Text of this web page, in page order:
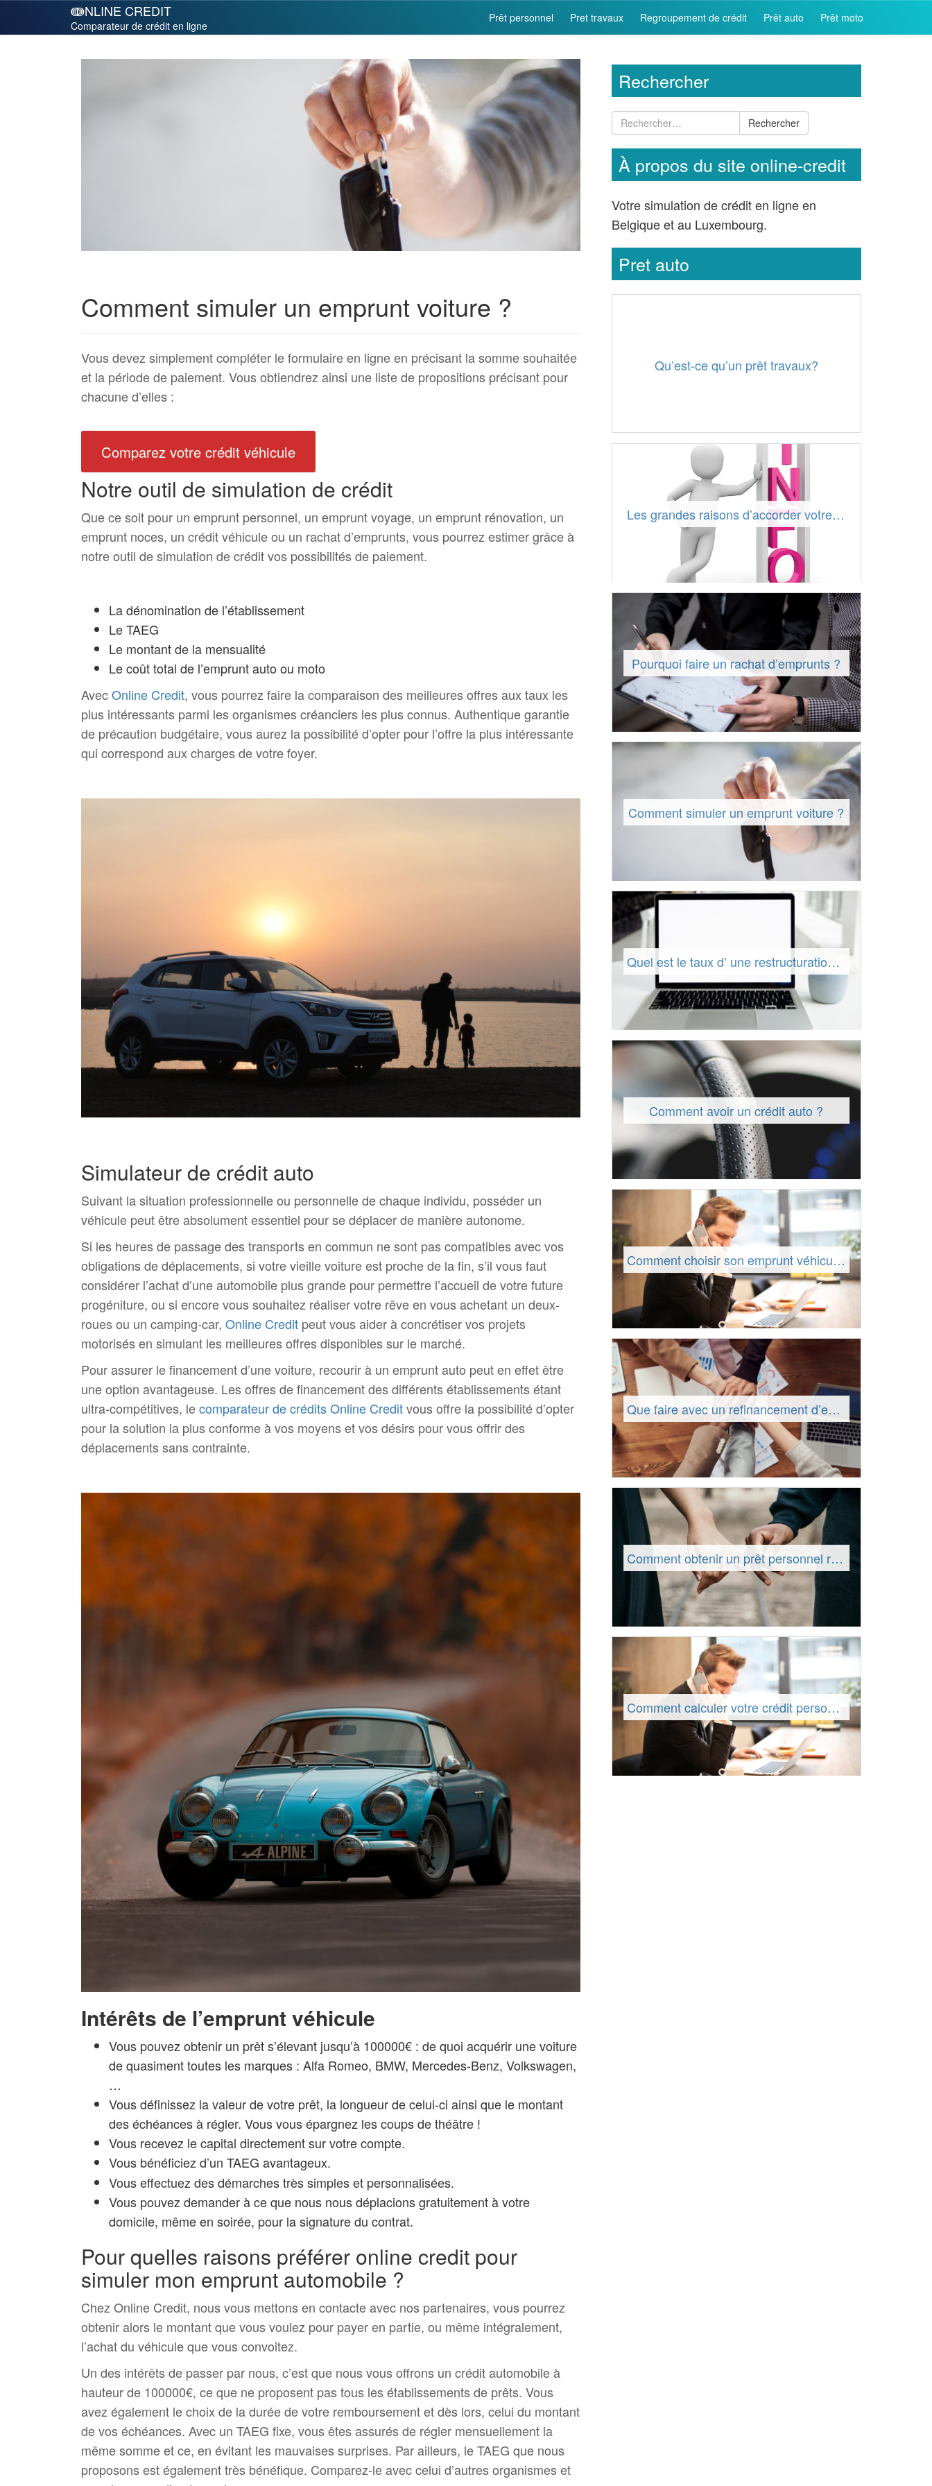
ↈNLINE CREDIT
Comparateur de crédit en ligne
Prêt personnel Pret travaux Regroupement de crédit Prêt auto Prêt moto
Comment simuler un emprunt voiture ?
Vous devez simplement compléter le formulaire en ligne en précisant la somme souhaitée
et la période de paiement. Vous obtiendrez ainsi une liste de propositions précisant pour
chacune d’elles :
Comparez votre crédit véhicule
Notre outil de simulation de crédit
Que ce soit pour un emprunt personnel, un emprunt voyage, un emprunt rénovation, un
emprunt noces, un crédit véhicule ou un rachat d’emprunts, vous pourrez estimer grâce à
notre outil de simulation de crédit vos possibilités de paiement.
La dénomination de l’établissement
Le TAEG
Le montant de la mensualité
Le coût total de l’emprunt auto ou moto
AvecOnline Credit, vous pourrez faire la comparaison des meilleures offres aux taux les
plus intéressants parmi les organismes créanciers les plus connus. Authentique garantie
de précaution budgétaire, vous aurez la possibilité d’opter pour l’offre la plus intéressante
qui correspond aux charges de votre foyer.
Simulateur de crédit auto
Suivant la situation professionnelle ou personnelle de chaque individu, posséder un
véhicule peut être absolument essentiel pour se déplacer de manière autonome.
Si les heures de passage des transports en commun ne sont pas compatibles avec vos
obligations de déplacements, si votre vieille voiture est proche de la fin, s’il vous faut
considérer l’achat d’une automobile plus grande pour permettre l’accueil de votre future
progéniture, ou si encore vous souhaitez réaliser votre rêve en vous achetant un deux-
roues ou un camping-car, Online Credit peut vous aider à concrétiser vos projets
motorisés en simulant les meilleures offres disponibles sur le marché.
Pour assurer le financement d’une voiture, recourir à un emprunt auto peut en effet être
une option avantageuse. Les offres de financement des différents établissements étant
ultra-compétitives, lecomparateur de crédits Online Creditvous offre la possibilité d’opter
pour la solution la plus conforme à vos moyens et vos désirs pour vous offrir des
déplacements sans contrainte.
Intérêts de l’emprunt véhicule
Vous pouvez obtenir un prêt s’élevant jusqu’à 100000€ : de quoi acquérir une voiture
de quasiment toutes les marques : Alfa Romeo, BMW, Mercedes-Benz, Volkswagen,
…
Vous définissez la valeur de votre prêt, la longueur de celui-ci ainsi que le montant
des échéances à régler. Vous vous épargnez les coups de théâtre !
Vous recevez le capital directement sur votre compte.
Vous bénéficiez d’un TAEG avantageux.
Vous effectuez des démarches très simples et personnalisées.
Vous pouvez demander à ce que nous nous déplacions gratuitement à votre
domicile, même en soirée, pour la signature du contrat.
Pour quelles raisons préférer online credit pour
simuler mon emprunt automobile ?
Chez Online Credit, nous vous mettons en contacte avec nos partenaires, vous pourrez
obtenir alors le montant que vous voulez pour payer en partie, ou même intégralement,
l’achat du véhicule que vous convoitez.
Un des intérêts de passer par nous, c’est que nous vous offrons un crédit automobile à
hauteur de 100000€, ce que ne proposent pas tous les établissements de prêts. Vous
avez également le choix de la durée de votre remboursement et dès lors, celui du montant
de vos échéances. Avec un TAEG fixe, vous êtes assurés de régler mensuellement la
même somme et ce, en évitant les mauvaises surprises. Par ailleurs, le TAEG que nous
proposons est également très bénéfique. Comparez-le avec celui d’autres organismes et
Rechercher
Rechercher
À propos du site online-credit
Votre simulation de crédit en ligne en
Belgique et au Luxembourg.
Pret auto
Qu’est-ce qu’un prêt travaux?
Les grandes raisons d’accorder votre confiance à Online Credit pour un rachat d’emprunts
Pourquoi faire un rachat d’emprunts ?
Comment simuler un emprunt voiture ?
Quel est le taux d’ une restructuration de prêts ?
Comment avoir un crédit auto ?
Comment choisir son emprunt véhicule ?
Que faire avec un refinancement d’emprunts immobilier ?
Comment obtenir un prêt personnel rapidement ?
Comment calculer votre crédit personnel ?